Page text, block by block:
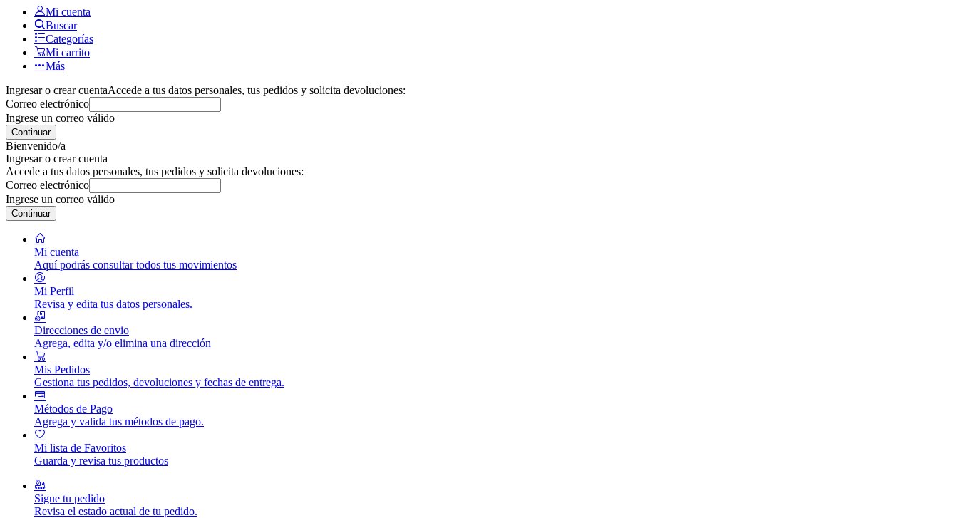
Mi cuenta
Buscar
Categorías
Mi carrito
Más
Ingresar o crear cuentaAccede a tus datos personales, tus pedidos y solicita devoluciones:
Correo electrónico
Ingrese un correo válido
Continuar
Bienvenido/a
Ingresar o crear cuenta
Accede a tus datos personales, tus pedidos y solicita devoluciones:
Correo electrónico
Ingrese un correo válido
Continuar
Mi cuenta
Aquí podrás consultar todos tus movimientos
Mi Perfil
Revisa y edita tus datos personales.
Direcciones de envio
Agrega, edita y/o elimina una dirección
Mis Pedidos
Gestiona tus pedidos, devoluciones y fechas de entrega.
Métodos de Pago
Agrega y valida tus métodos de pago.
Mi lista de Favoritos
Guarda y revisa tus productos
Sigue tu pedido
Revisa el estado actual de tu pedido.